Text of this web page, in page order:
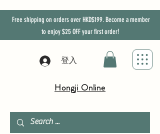
Free shipping on orders over HKD$199. Become a member
to enjoy$25 OFFyour first order!
登入
Hongji Online